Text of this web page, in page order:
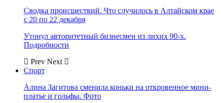
Сводка происшествий. Что случилось в Алтайском крае
с 20 по 22 декабря
Утонул авторитетный бизнесмен из лихих 90-х.
Подробности
Prev Next
Спорт
Алина Загитова сменила коньки на откровенное мини-
платье и гольфы. Фото